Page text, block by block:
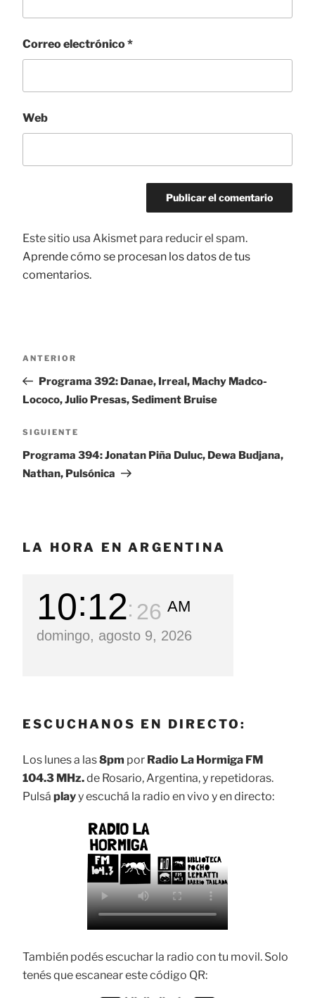
Correo electrónico*
Web
Este sitio usa Akismet para reducir el spam.
Aprende cómo se procesan los datos de tus
comentarios.
entradas
Entrada
anterior:
ANTERIOR
Programa 392: Danae, Irreal, Machy Madco-
Lococo, Julio Presas, Sediment Bruise
Siguiente
entrada
SIGUIENTE
Programa 394: Jonatan Piña Duluc, Dewa Budjana,
Nathan, Pulsónica
LA HORA EN ARGENTINA
10 12 28 AM
domingo, agosto 9, 2026
ESCUCHANOS EN DIRECTO:
Los lunes a las8pm por Radio La Hormiga FM
104.3 MHz.de Rosario, Argentina, y repetidoras.
Pulsá playy escuchá la radio en vivo y en directo:
También podés escuchar la radio con tu movil. Solo
tenés que escanear este código QR: